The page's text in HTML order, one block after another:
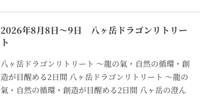
2026年8月8日～9日 八ヶ岳ドラゴンリトリー
ト
八ヶ岳ドラゴンリトリート 〜龍の氣・自然の循環・創
造が目醒める2日間 八ヶ岳ドラゴンリトリート 〜龍の
氣・自然の循環・創造が目醒める2日間 八ヶ岳の澄ん